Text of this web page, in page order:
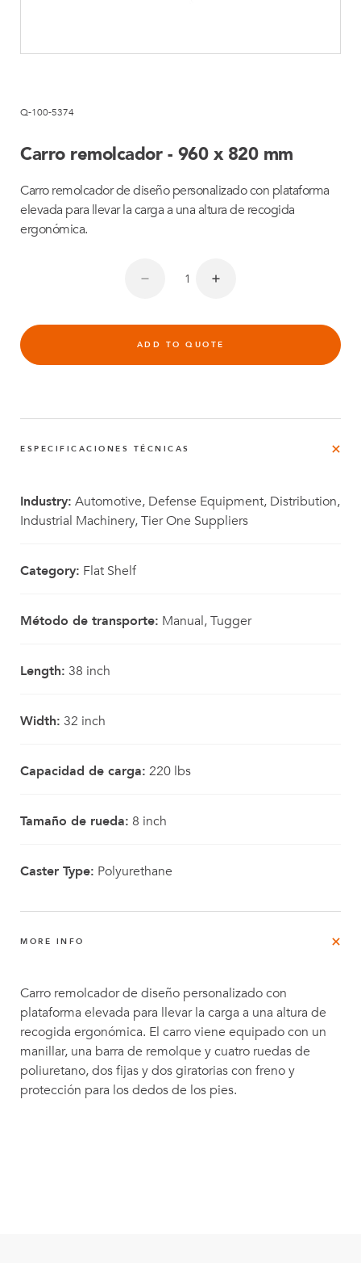
Q-100-5374
Carro remolcador - 960 x 820 mm
Carro remolcador de diseño personalizado con plataforma
elevada para llevar la carga a una altura de recogida
ergonómica.
ADD TO QUOTE
ESPECIFICACIONES TÉCNICAS
Industry: Automotive, Defense Equipment, Distribution,
Industrial Machinery, Tier One Suppliers
Category: Flat Shelf
Método de transporte: Manual, Tugger
Length: 38 inch
Width: 32 inch
Capacidad de carga: 220 lbs
Tamaño de rueda: 8 inch
Caster Type: Polyurethane
MORE INFO
Carro remolcador de diseño personalizado con
plataforma elevada para llevar la carga a una altura de
recogida ergonómica. El carro viene equipado con un
manillar, una barra de remolque y cuatro ruedas de
poliuretano, dos fijas y dos giratorias con freno y
protección para los dedos de los pies.